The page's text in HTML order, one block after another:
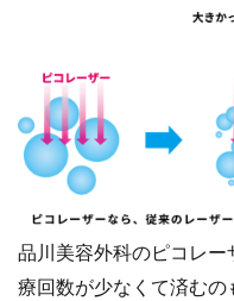
品川美容外科のピコレ
療回数が少なくて済むの